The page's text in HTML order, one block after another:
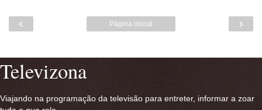
‹ ›
Página inicial
Televizona
Viajando na programação da televisão para entreter, informar a zoar